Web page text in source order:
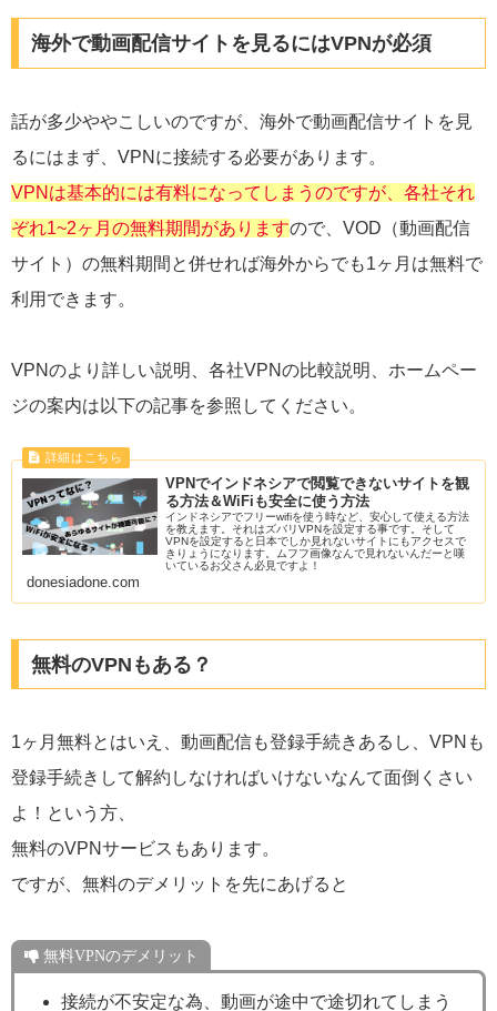
海外で動画配信サイトを見るにはVPNが必須
話が多少ややこしいのですが、海外で動画配信サイトを見
るにはまず、VPNに接続する必要があります。
VPNは基本的には有料になってしまうのですが、各社それ
ぞれ1~2ヶ月の無料期間がありますので、VOD（動画配信
サイト）の無料期間と併せれば海外からでも1ヶ月は無料で
利用できます。
VPNのより詳しい説明、各社VPNの比較説明、ホームペー
ジの案内は以下の記事を参照してください。
VPNでインドネシアで閲覧できないサイトを観
る方法＆WiFiも安全に使う方法
インドネシアでフリーwifiを使う時など、安心して使える方法
を教えます。それはズバリVPNを設定する事です。そして
VPNを設定すると日本でしか見れないサイトにもアクセスで
きりょうになります。ムフフ画像なんで見れないんだーと嘆
いているお父さん必見ですよ！
donesiadone.com
無料のVPNもある？
1ヶ月無料とはいえ、動画配信も登録手続きあるし、VPNも
登録手続きして解約しなければいけないなんて面倒くさい
よ！という方、
無料のVPNサービスもあります。
ですが、無料のデメリットを先にあげると
無料VPNのデメリット
接続が不安定な為、動画が途中で途切れてしまう